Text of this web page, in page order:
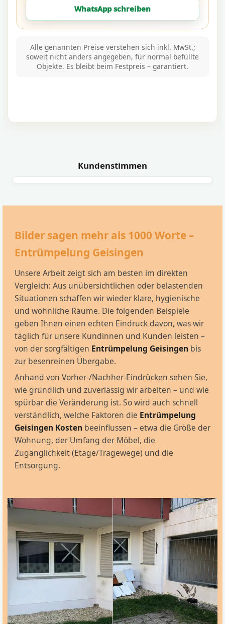
WhatsApp schreiben
Alle genannten Preise verstehen sich inkl. MwSt.;
soweit nicht anders angegeben, für normal befüllte
Objekte. Es bleibt beim Festpreis – garantiert.
Kundenstimmen
Bilder sagen mehr als 1000 Worte –
Entrümpelung Geisingen
Unsere Arbeit zeigt sich am besten im direkten
Vergleich: Aus unübersichtlichen oder belastenden
Situationen schaffen wir wieder klare, hygienische
und wohnliche Räume. Die folgenden Beispiele
geben Ihnen einen echten Eindruck davon, was wir
täglich für unsere Kundinnen und Kunden leisten –
von der sorgfältigen Entrümpelung Geisingen bis
zur besenreinen Übergabe.
Anhand von Vorher-/Nachher-Eindrücken sehen Sie,
wie gründlich und zuverlässig wir arbeiten – und wie
spürbar die Veränderung ist. So wird auch schnell
verständlich, welche Faktoren die Entrümpelung
Geisingen Kosten beeinflussen – etwa die Größe der
Wohnung, der Umfang der Möbel, die
Zugänglichkeit (Etage/Tragewege) und die
Entsorgung.